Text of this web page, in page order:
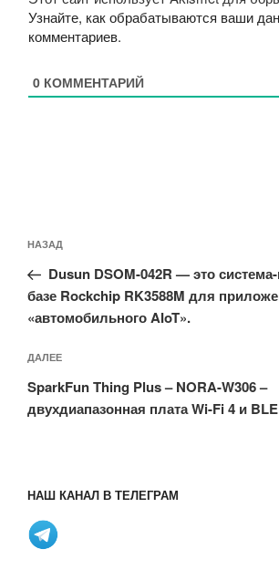
Узнайте, как обрабатываются ваши
комментариев.
0 КОММЕНТАРИЙ
по
записям
Предыдущая
запись:
НАЗАД
Dusun DSOM-042R — это
базе Rockchip RK3588M для
«автомобильного AIoT».
Следующая
запись
ДАЛЕЕ
SparkFun Thing Plus – NORA-W306 –
двухдиапазонная плата Wi-Fi 4 и
НАШ КАНАЛ В ТЕЛЕГРАМ